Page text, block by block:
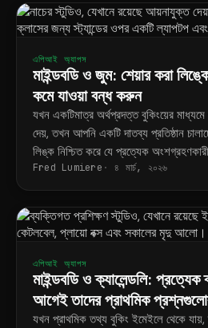
এপিআই অ্যাপস
মাইন্ডবডি ও জুম: শেয়ার করা
কমে যাওয়া বন্ধ করুন
যখন একটিমাত্র অর্থপ্রদত্ত বুকিংয়ের
দেয়, তখন আপনি একটি দাতব্য প্রতিষ্ঠান
লিঙ্ক নিশ্চিত করে যে প্রত্যেক
করেছেন।
Fred Lumiere ৪ মার্চ, ২০২৬
এপিআই অ্যাপস
মাইন্ডবডি ও ক্যালেন্ডলি: প্রত্যেক
আগেই তাদের প্রাথমিক
যখন প্রাথমিক তথ্য বুকিং ইমেইলে থেকে যায়,